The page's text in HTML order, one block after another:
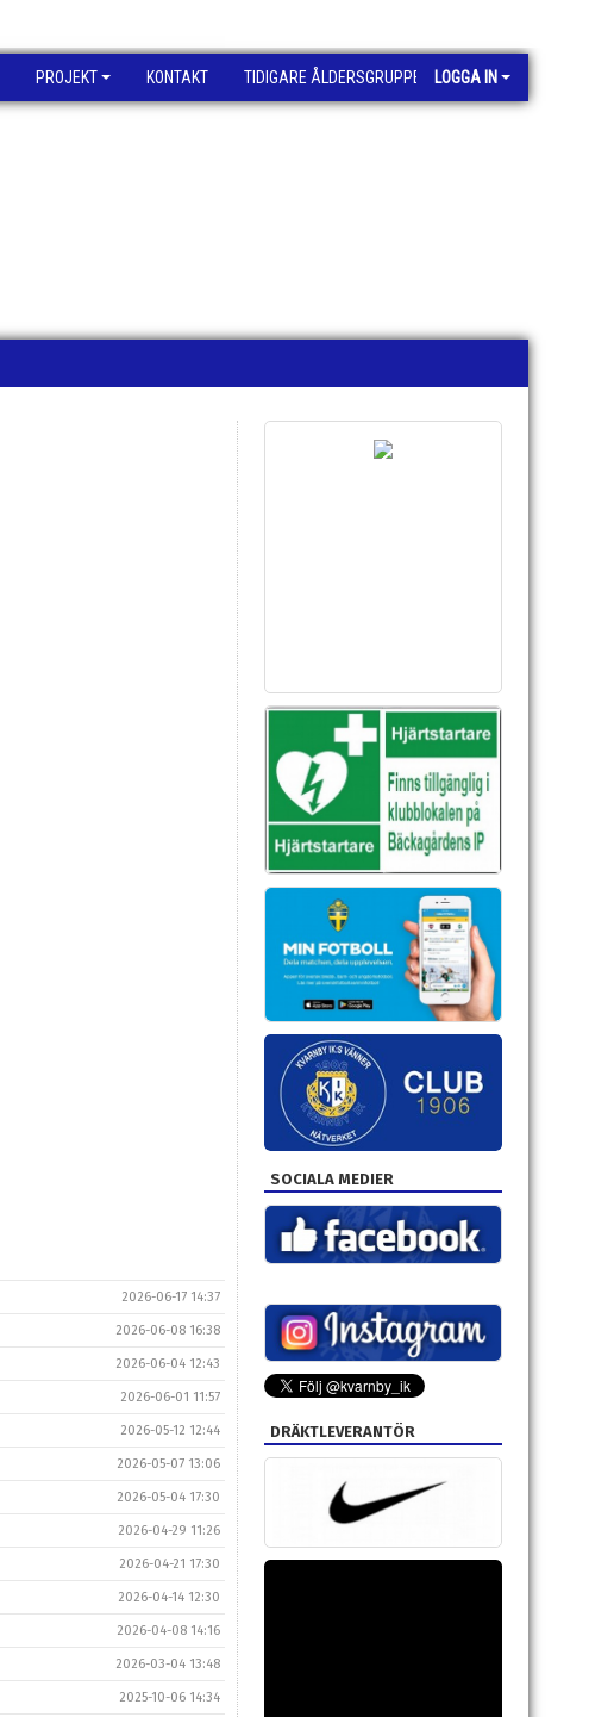
PROJEKT KONTAKT TIDIGARE ÅLDERSGRUPPER LOGGA IN
2026-06-17 14:37
2026-06-08 16:38
2026-06-04 12:43
2026-06-01 11:57
2026-05-12 12:44
2026-05-07 13:06
2026-05-04 17:30
2026-04-29 11:26
2026-04-21 17:30
2026-04-14 12:30
2026-04-08 14:16
2026-03-04 13:48
2025-10-06 14:34
SOCIALA MEDIER
DRÄKTLEVERANTÖR